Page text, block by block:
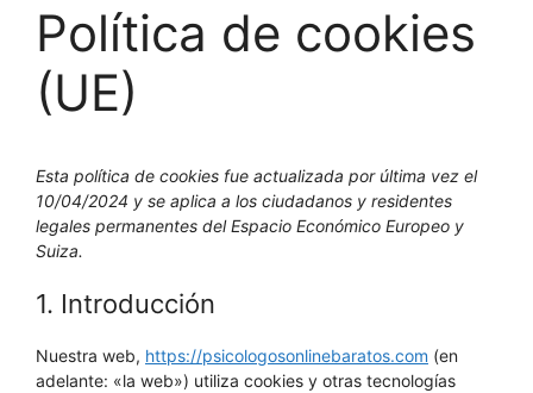
Política de cookies
(UE)
Esta política de cookies fue actualizada por última vez el
10/04/2024 y se aplica a los ciudadanos y residentes
legales permanentes del Espacio Económico Europeo y
Suiza.
1. Introducción
Nuestra web, https://psicologosonlinebaratos.com (en
adelante: «la web») utiliza cookies y otras tecnologías